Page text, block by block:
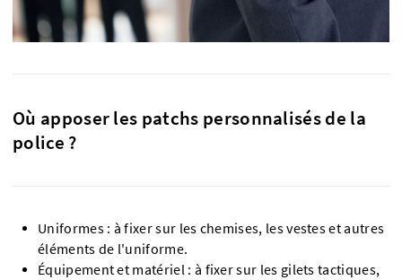
Où apposer les patchs personnalisés de la
police ?
Uniformes : à fixer sur les chemises, les vestes et autres
éléments de l'uniforme.
Équipement et matériel : à fixer sur les gilets tactiques,